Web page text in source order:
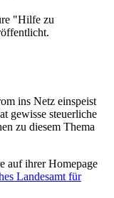
"Hilfe zu
ins Netz einspeist
gewisse steuerliche
zu diesem Thema
auf ihrer Homepage
Landesamt für